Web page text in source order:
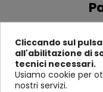
Cliccando sul
all'abilitazione di
tecnici necessari.
Usiamo cookie per
nostri servizi.